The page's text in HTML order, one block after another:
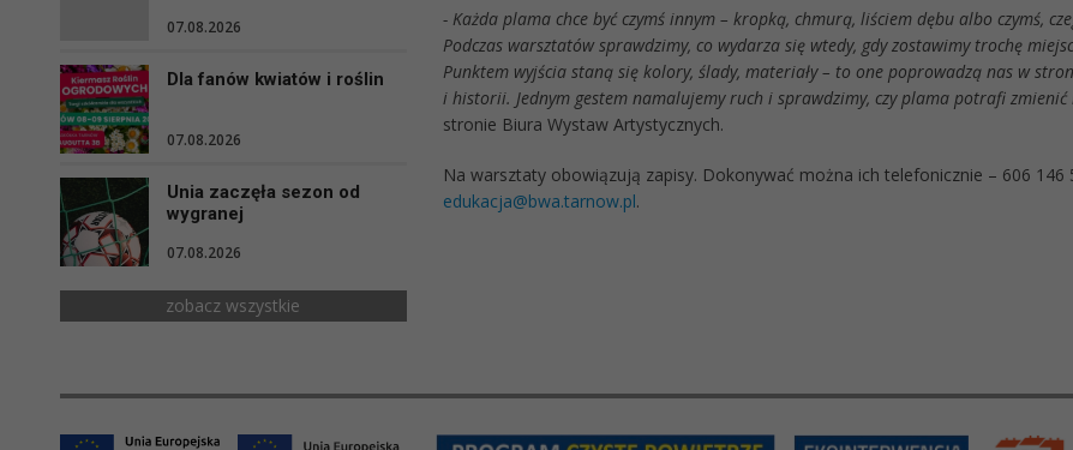
07.08.2026
Dla fanów kwiatów i roślin
07.08.2026
Unia zaczęła sezon od
wygranej
07.08.2026
zobacz wszystkie
- Każda plama chce być czymś innym – kropką, chmurą, liściem dębu albo czymś,
Podczas warsztatów sprawdzimy, co wydarza się wtedy, gdy zostawimy trochę
Punktem wyjścia staną się kolory, ślady, materiały – to one poprowadzą nas w
i historii. Jednym gestem namalujemy ruch i sprawdzimy, czy plama potrafi
stronie Biura Wystaw Artystycznych.
Na warsztaty obowiązują zapisy. Dokonywać można ich telefonicznie – 606 146
edukacja@bwa.tarnow.pl.